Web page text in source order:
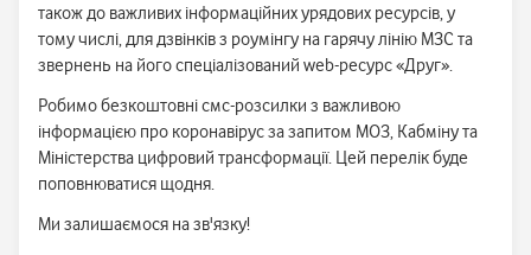
також до важливих інформаційних урядових ресурсів, у
тому числі, для дзвінків з роумінгу на гарячу лінію МЗС та
звернень на його спеціалізований web-ресурс «Друг».
Робимо безкоштовні смс-розсилки з важливою
інформацією про коронавірус за запитом МОЗ, Кабміну та
Міністерства цифровий трансформації. Цей перелік буде
поповнюватися щодня.
Ми залишаємося на зв'язку!